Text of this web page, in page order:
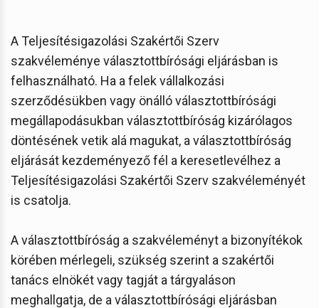
A Teljesítésigazolási Szakértői Szerv
szakvéleménye választottbírósági eljárásban is
felhasználható. Ha a felek vállalkozási
szerződésükben vagy önálló választottbírósági
megállapodásukban választottbíróság kizárólagos
döntésének vetik alá magukat, a választottbíróság
eljárását kezdeményező fél a keresetlevélhez a
Teljesítésigazolási Szakértői Szerv szakvéleményét
is csatolja.
A választottbíróság a szakvéleményt a bizonyítékok
körében mérlegeli, szükség szerint a szakértői
tanács elnökét vagy tagját a tárgyaláson
meghallgatja, de a választottbírósági eljárásban